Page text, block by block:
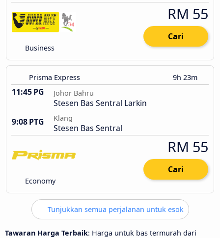
Business
RM 55
Cari
Prisma Express 9h 23m
11:45 PG Johor Bahru
Stesen Bas Sentral Larkin
9:08 PTG
Klang
Stesen Bas Sentral
Economy
RM 55
Cari
Tunjukkan semua perjalanan untuk esok
Tawaran Harga Terbaik: Harga untuk bas termurah dari